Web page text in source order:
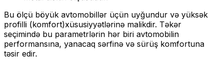
Bu ölçü böyük avtomobillər üçün uyğundur və yüksək
profilli (komfort)xüsusiyyətlərinə malikdir. Təkər
seçimində bu parametrlərin hər biri avtomobilin
performansına, yanacaq sərfinə və sürüş komfortuna
təsir edir.